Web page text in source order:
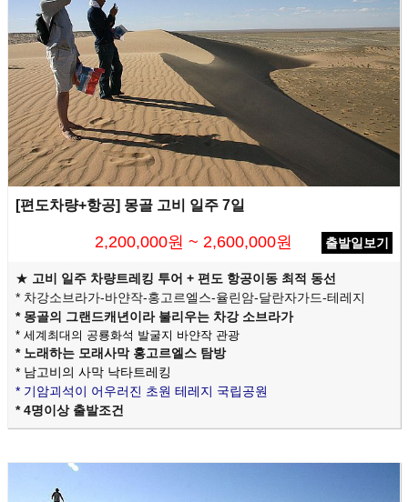
[편도차량+항공] 몽골 고비 일주 7일
2,200,000원 ~ 2,600,000원 출발일보기
★ 고비 일주 차량트레킹 투어 + 편도 항공이동 최적 동선
* 차강소브라가-바얀작-홍고르엘스-율린암-달란자가드-테레지
* 몽골의 그랜드캐년이라 불리우는 차강 소브라가
* 세계최대의 공룡화석 발굴지 바얀작 관광
* 노래하는 모래사막 홍고르엘스 탐방
* 남고비의 사막 낙타트레킹
* 기암괴석이 어우러진 초원 테레지 국립공원
* 4명이상 출발조건